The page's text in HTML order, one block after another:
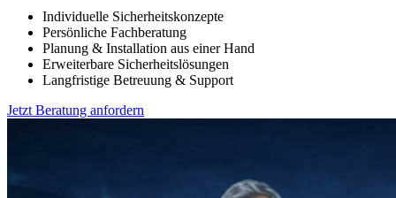
Individuelle Sicherheitskonzepte
Persönliche Fachberatung
Planung & Installation aus einer Hand
Erweiterbare Sicherheitslösungen
Langfristige Betreuung & Support
Jetzt Beratung anfordern